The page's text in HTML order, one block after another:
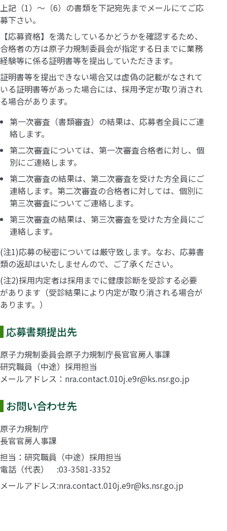
上記（1）～（6）の書類を下記宛先までメールにてご応
募下さい。
【応募資格】を満たしているかどうかを確認するため、
合格者の方は原子力規制委員会が指定する日までに業務
経験等に係る証明書等を提出していただきます。
証明書等を提出できない場合又は虚偽の記載がなされて
いる証明書等があった場合には、採用予定が取り消され
る場合があります。
第一次審査（書類審査）の結果は、応募者全員にご連
絡します。
第二次審査については、第一次審査合格者に対し、個
別にご連絡します。
第二次審査の結果は、第二次審査を受けた方全員にご
連絡します。第二次審査の合格者に対しては、個別に
第三次審査についてご連絡します。
第三次審査の結果は、第三次審査を受けた方全員にご
連絡します。
(注1)応募の秘密については厳守致します。なお、応募書
類の返却はいたしませんので、ご了承ください。
(注2)採用内定者は採用までに健康診断を受診する必要
があります（受診結果により内定が取り消される場合が
あります。）
応募書類提出先
原子力規制委員会原子力規制庁長官官房人事課
研究職員（中途）採用担当
メールアドレス：nra.contact.010j.e9r@ks.nsr.go.jp
お問い合わせ先
原子力規制庁
長官官房人事課
担当：研究職員（中途）採用担当
電話（代表）
03-3581-3352
メールアドレス nra.contact.010j.e9r@ks.nsr.go.jp